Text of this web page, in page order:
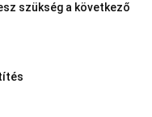
szükség a következő